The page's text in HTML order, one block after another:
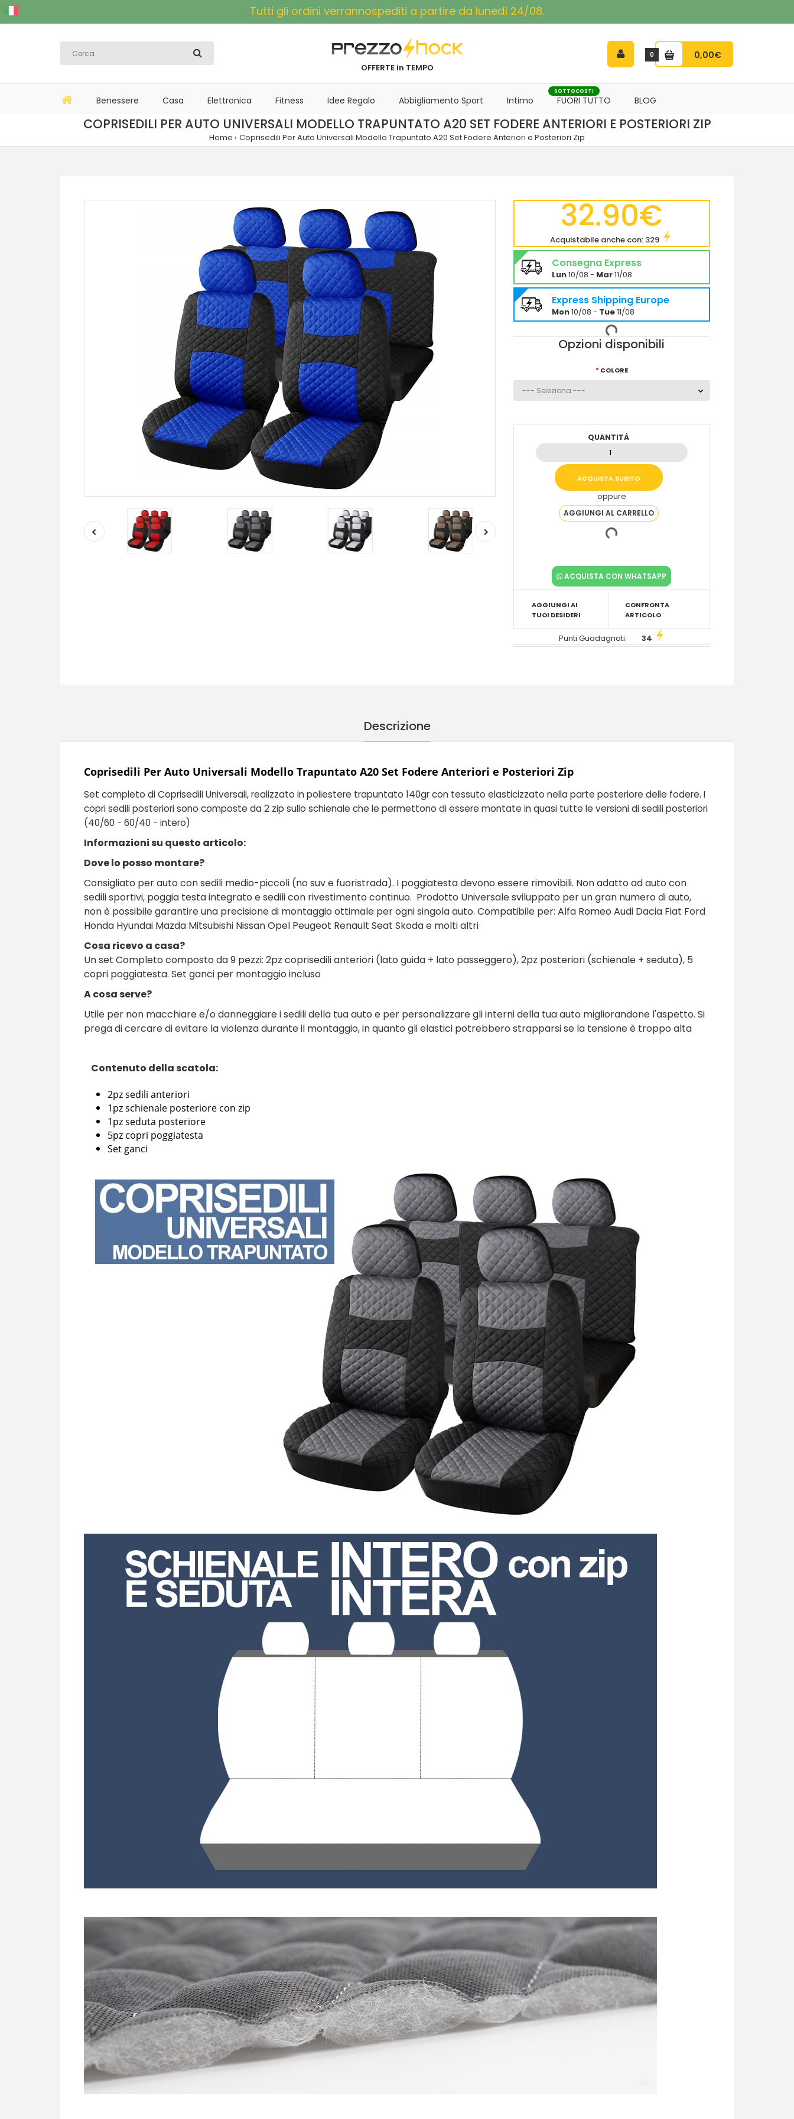
Tutti gli ordini verrannospediti a partire da lunedì 24/08.
OFFERTE in TEMPO
0 0,00€
Benessere Casa Elettronica Fitness Idee Regalo Abbigliamento Sport Intimo FUORI TUTTO
SOTTOCOSTI
BLOG
COPRISEDILI PER AUTO UNIVERSALI MODELLO TRAPUNTATO A20 SET FODERE ANTERIORI E POSTERIORI ZIP
Home Coprisedili Per Auto Universali Modello Trapuntato A20 Set Fodere Anteriori e Posteriori Zip
32.90€
Acquistabile anche con: 329
Consegna Express
Lun10/08 - Mar11/08
Express Shipping Europe
Mon10/08 - Tue11/08
Opzioni disponibili
COLORE
QUANTITÀ
oppure
ACQUISTA CON WHATSAPP
AGGIUNGI AI
TUOI DESIDERI
CONFRONTA
ARTICOLO
Punti Guadagnati: 34
Descrizione
Coprisedili Per Auto Universali Modello Trapuntato A20 Set Fodere Anteriori e Posteriori Zip
Set completo di Coprisedili Universali, realizzato in poliestere trapuntato 140gr con tessuto elasticizzato nella parte posteriore delle fodere. I
copri sedili posteriori sono composte da 2 zip sullo schienale che le permettono di essere montate in quasi tutte le versioni di sedili posteriori
(40/60 - 60/40 - intero)
Informazioni su questo articolo:
Dove lo posso montare?
Consigliato per auto con sedili medio-piccoli (no suv e fuoristrada). I poggiatesta devono essere rimovibili. Non adatto ad auto con
sedili sportivi, poggia testa integrato e sedili con rivestimento continuo. Prodotto Universale sviluppato per un gran numero di auto,
non è possibile garantire una precisione di montaggio ottimale per ogni singola auto. Compatibile per: Alfa Romeo Audi Dacia Fiat Ford
Honda Hyundai Mazda Mitsubishi Nissan Opel Peugeot Renault Seat Skoda e molti altri
Cosa ricevo a casa?
Un set Completo composto da 9 pezzi: 2pz coprisedili anteriori (lato guida + lato passeggero), 2pz posteriori (schienale + seduta), 5
copri poggiatesta. Set ganci per montaggio incluso
A cosa serve?
Utile per non macchiare e/o danneggiare i sedili della tua auto e per personalizzare gli interni della tua auto migliorandone l'aspetto. Si
prega di cercare di evitare la violenza durante il montaggio, in quanto gli elastici potrebbero strapparsi se la tensione è troppo alta
Contenuto della scatola:
2pz sedili anteriori
1pz schienale posteriore con zip
1pz seduta posteriore
5pz copri poggiatesta
Set ganci